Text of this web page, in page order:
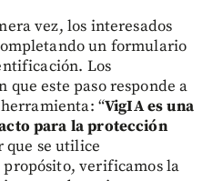
vez, los interesados
un formulario
Los
este paso responde a
“VigIA es una
para la protección
que se utilice
propósito, verificamos la